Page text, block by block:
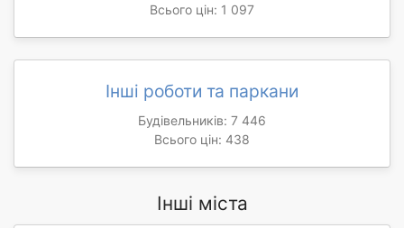
Всього цін: 1 097
Інші роботи та паркани
Будівельників: 7 446
Всього цін: 438
Інші міста